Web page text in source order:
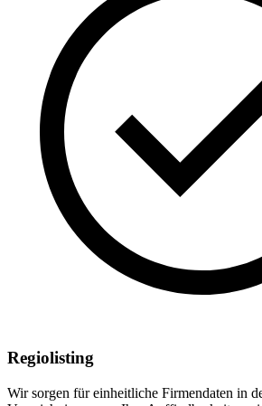
Regiolisting
Wir sorgen für einheitliche Firmendaten in